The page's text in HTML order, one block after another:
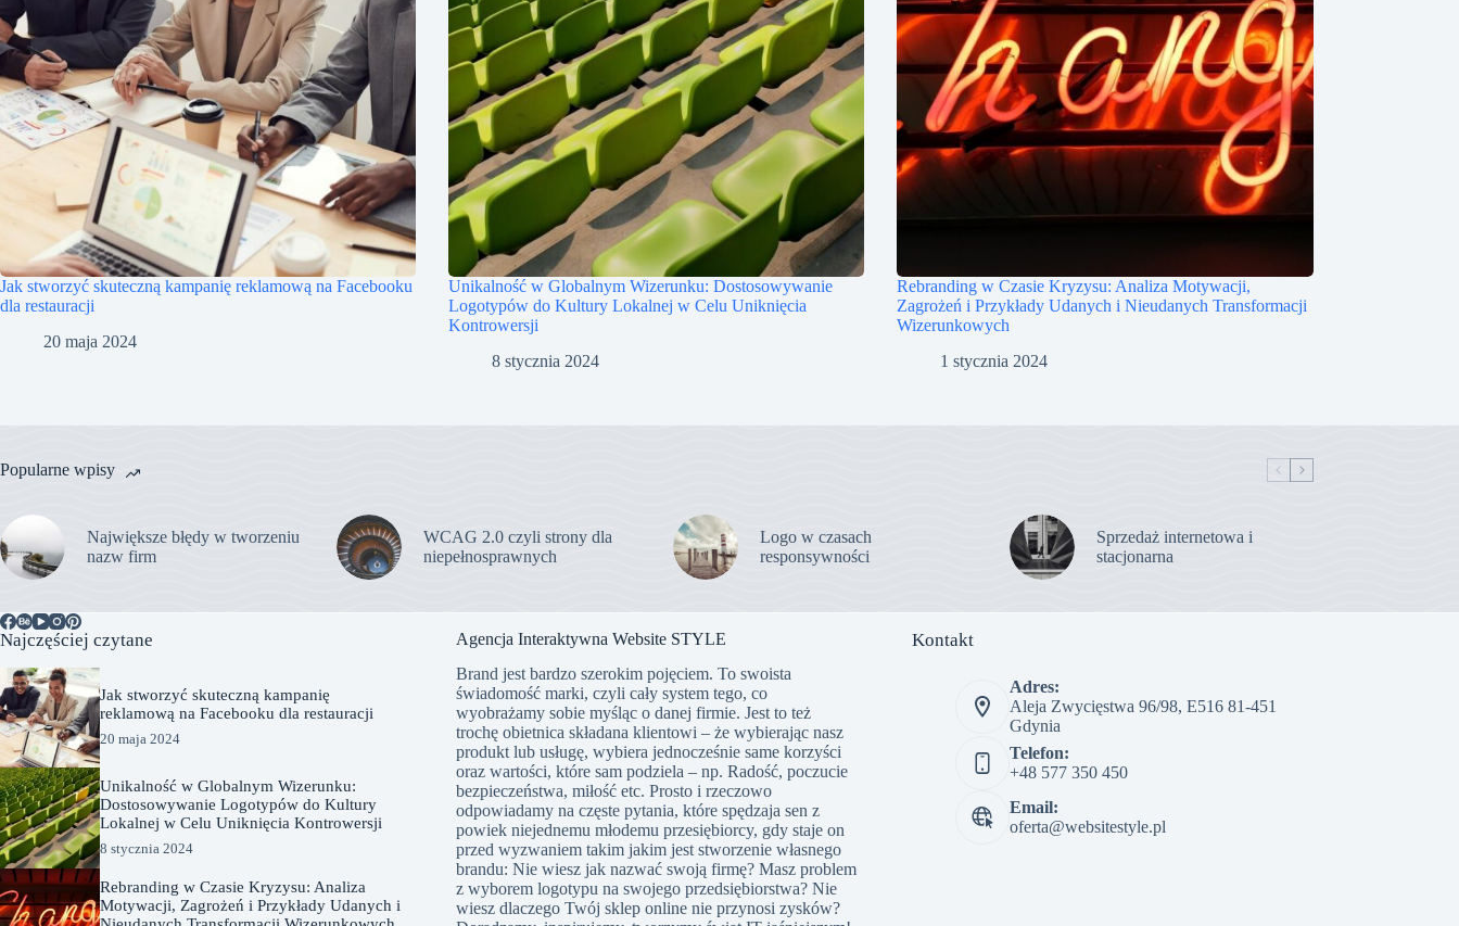
Jak stworzyć skuteczną kampanię reklamową na Facebooku
dla restauracji
20 maja 2024
Unikalność w Globalnym Wizerunku: Dostosowywanie
Logotypów do Kultury Lokalnej w Celu Uniknięcia
Kontrowersji
8 stycznia 2024
Rebranding w Czasie Kryzysu: Analiza Motywacji,
Zagrożeń i Przykłady Udanych i Nieudanych Transformacji
Wizerunkowych
1 stycznia 2024
Popularne wpisy
Największe błędy w tworzeniu
nazw firm
WCAG 2.0 czyli strony dla
niepełnosprawnych
Logo w czasach
responsywności
Sprzedaż internetowa i
stacjonarna
Najczęściej czytane
Jak stworzyć skuteczną kampanię
reklamową na Facebooku dla restauracji
20 maja 2024
Unikalność w Globalnym Wizerunku:
Dostosowywanie Logotypów do Kultury
Lokalnej w Celu Uniknięcia Kontrowersji
8 stycznia 2024
Rebranding w Czasie Kryzysu: Analiza
Motywacji, Zagrożeń i Przykłady Udanych i
Agencja Interaktywna Website STYLE
Brand jest bardzo szerokim pojęciem. To swoista
świadomość marki, czyli cały system tego, co
wyobrażamy sobie myśląc o danej firmie. Jest to też
trochę obietnica składana klientowi – że wybierając nasz
produkt lub usługę, wybiera jednocześnie same korzyści
oraz wartości, które sam podziela – np. Radość, poczucie
bezpieczeństwa, miłość etc. Prosto i rzeczowo
odpowiadamy na częste pytania, które spędzaja sen z
powiek niejednemu młodemu przesiębiorcy, gdy staje on
przed wyzwaniem takim jakim jest stworzenie własnego
brandu: Nie wiesz jak nazwać swoją firmę? Masz problem
z wyborem logotypu na swojego przedsiębiorstwa? Nie
wiesz dlaczego Twój sklep online nie przynosi zysków?
Kontakt
Adres:
Aleja Zwycięstwa 96/98, E516 81-451
Gdynia
Telefon:
+48 577 350 450
Email:
oferta@websitestyle.pl